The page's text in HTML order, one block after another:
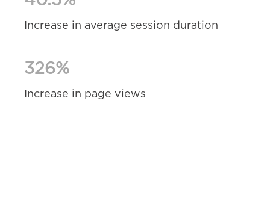
Increase in average session duration
326%
Increase in page views